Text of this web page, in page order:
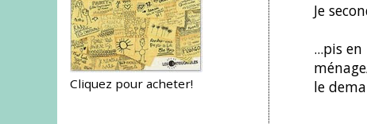
Cliquez pour acheter!
Je
...pis
le